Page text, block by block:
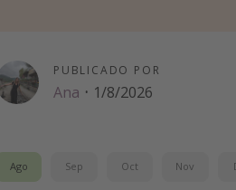
PUBLICADO POR
Ana · 1/8/2026
Ago Sep Oct Nov